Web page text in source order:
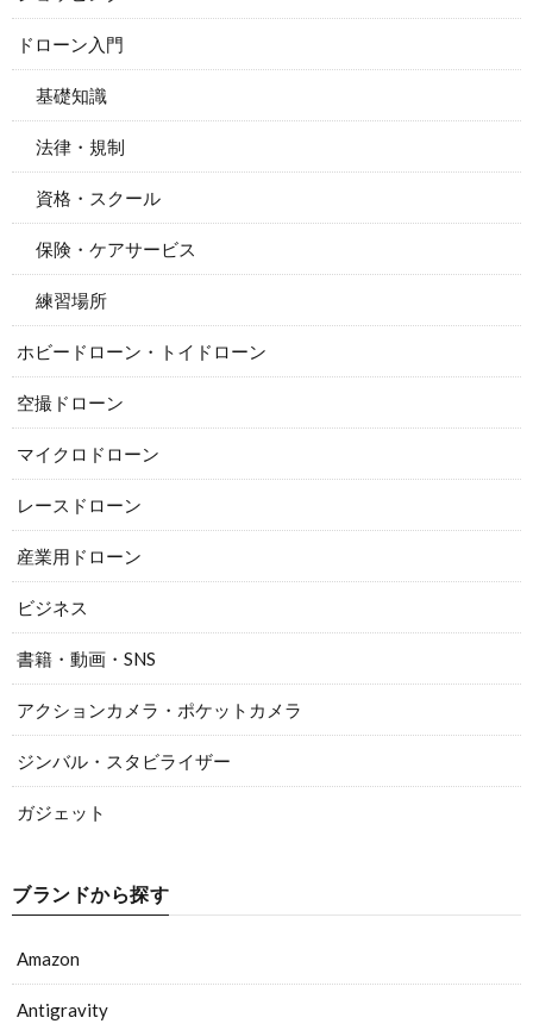
ドローン入門
基礎知識
法律・規制
資格・スクール
保険・ケアサービス
練習場所
ホビードローン・トイドローン
空撮ドローン
マイクロドローン
レースドローン
産業用ドローン
ビジネス
書籍・動画・SNS
アクションカメラ・ポケットカメラ
ジンバル・スタビライザー
ガジェット
ブランドから探す
Amazon
Antigravity